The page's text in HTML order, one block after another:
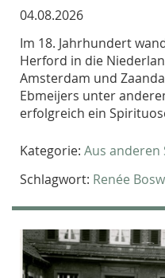
04.08.2026
Im 18. Jahrhundert
Herford in die
Amsterdam und
Ebmeijers unter
erfolgreich ein
Kategorie: Aus anderen
Schlagwort: Renée